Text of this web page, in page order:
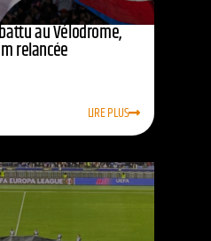
au Vélodrome,
relancée
LIRE PLUS